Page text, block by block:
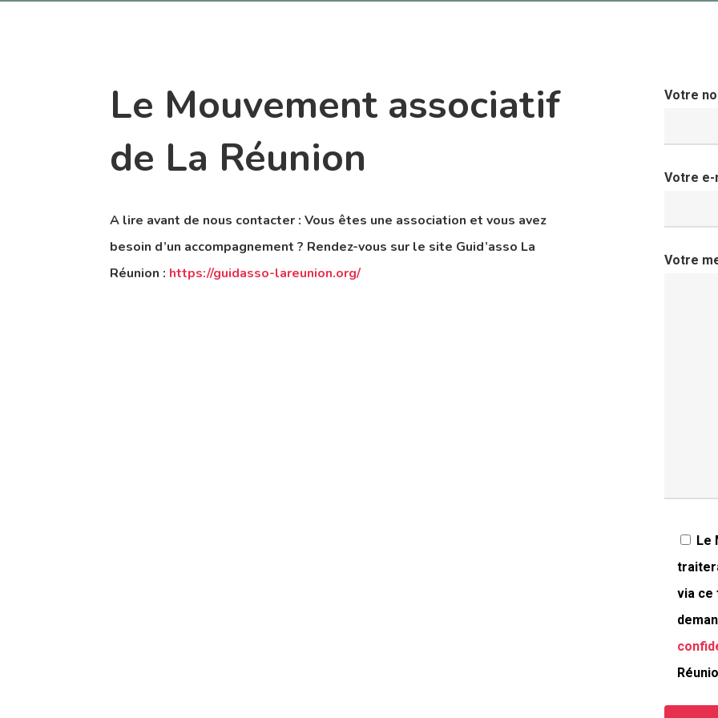
Le Mouvement associatif
de La Réunion
A lire avant de nous contacter : Vous êtes une association et vous avez
besoin d’un accompagnement ? Rendez-vous sur le site Guid’asso La
Réunion : https://guidasso-lareunion.org/
Votre
Votre e-
Votre
Le
via ce